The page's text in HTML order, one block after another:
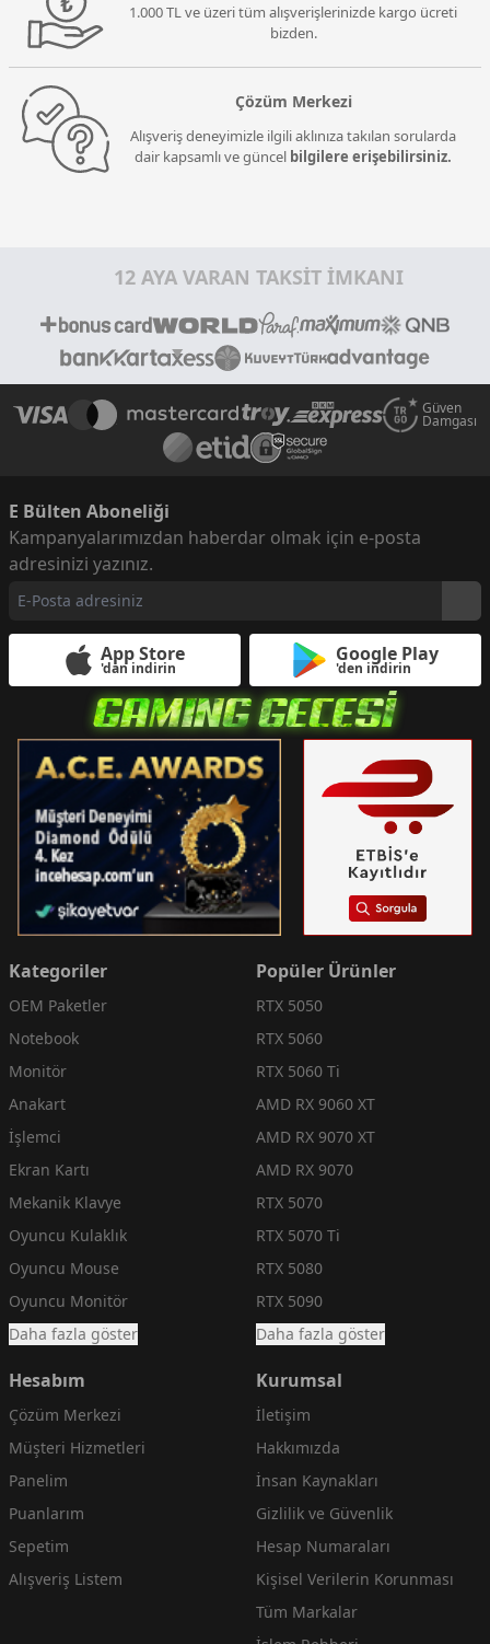
1.000 TL ve üzeri tüm alışverişlerinizde kargo ücreti
bizden.
Çözüm Merkezi
Alışveriş deneyimizle ilgili aklınıza takılan sorularda
dair kapsamlı ve güncel bilgilere erişebilirsiniz.
12 AYA VARAN TAKSİT İMKANI
Güven
Damgası
E Bülten Aboneliği
Kampanyalarımızdan haberdar olmak için e-posta
adresinizi yazınız.
App Store
'dan indirin
Google Play
'den indirin
Kategoriler
OEM Paketler
Notebook
Monitör
Anakart
İşlemci
Ekran Kartı
Mekanik Klavye
Oyuncu Kulaklık
Oyuncu Mouse
Oyuncu Monitör
Daha fazla göster
Popüler Ürünler
RTX 5050
RTX 5060
RTX 5060 Ti
AMD RX 9060 XT
AMD RX 9070 XT
AMD RX 9070
RTX 5070
RTX 5070 Ti
RTX 5080
RTX 5090
Daha fazla göster
Hesabım
Çözüm Merkezi
Müşteri Hizmetleri
Panelim
Puanlarım
Sepetim
Alışveriş Listem
Kurumsal
İletişim
Hakkımızda
İnsan Kaynakları
Gizlilik ve Güvenlik
Hesap Numaraları
Kişisel Verilerin Korunması
Tüm Markalar